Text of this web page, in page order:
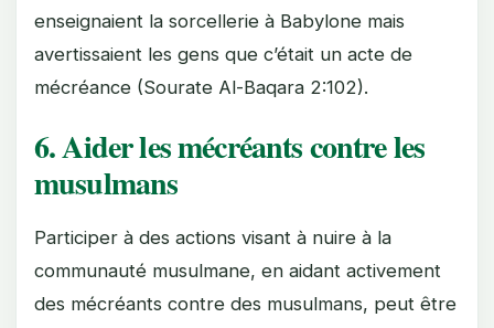
enseignaient la sorcellerie à Babylone mais
avertissaient les gens que c’était un acte de
mécréance (Sourate Al-Baqara 2:102).
6. Aider les mécréants contre les
musulmans
Participer à des actions visant à nuire à la
communauté musulmane, en aidant activement
des mécréants contre des musulmans, peut être